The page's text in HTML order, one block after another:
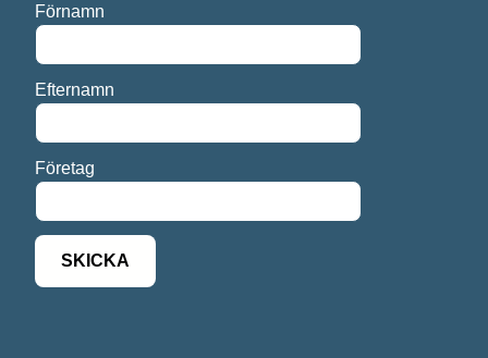
Förnamn
Efternamn
Företag
SKICKA